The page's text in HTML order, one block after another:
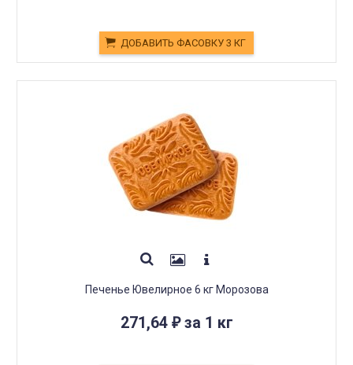
ДОБАВИТЬ ФАСОВКУ 3 КГ
Печенье Ювелирное 6 кг Морозова
271,64 ₽за 1 кг